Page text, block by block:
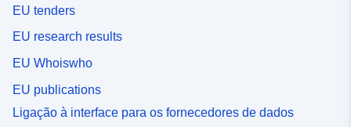
EU tenders
EU research results
EU Whoiswho
EU publications
Ligação à interface para os fornecedores de dados